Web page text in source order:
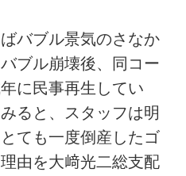
バブル景気のさなか
ブル崩壊後、同コー
に民事再生してい
ると、スタッフは明
ても一度倒産したゴ
由を大﨑光二総支配